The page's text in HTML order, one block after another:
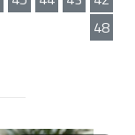
48